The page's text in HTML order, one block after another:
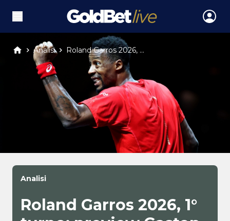
Analisi Roland Garros 2026, ...
Analisi
Roland Garros 2026, 1°